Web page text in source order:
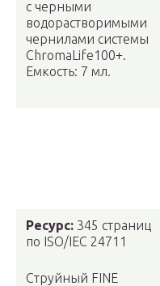
с черными
водорастворимыми
чернилами системы
ChromaLife100+.
Емкость: 7 мл.
Ресурс: 345 страниц
по ISO/IEC 24711
Струйный FINE